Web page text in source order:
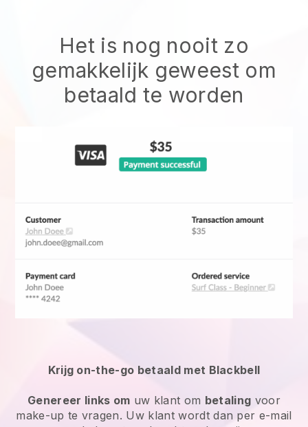
Het is nog nooit zo
gemakkelijk geweest om
betaald te worden
Krijg on-the-go betaald met Blackbell
Genereer links om uw klant om betaling voor
make-up te vragen. Uw klant wordt dan per e-mail